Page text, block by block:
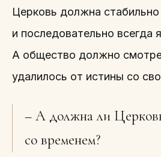
Церковь должна стабильно
и последовательно всегда
А общество должно
удалилось от истины со
– А должна ли
со временем?